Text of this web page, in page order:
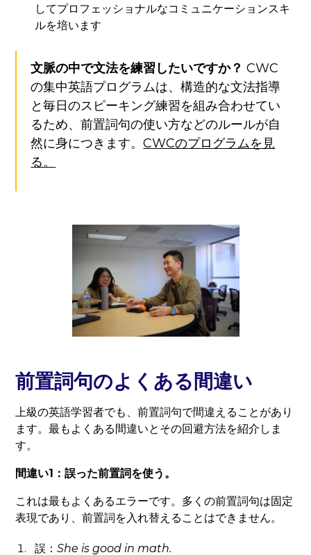
してプロフェッショナルなコミュニケーションスキ
ルを培います
文脈の中で文法を練習したいですか？ CWC
の集中英語プログラムは、構造的な文法指導
と毎日のスピーキング練習を組み合わせてい
るため、前置詞句の使い方などのルールが自
然に身につきます。CWCのプログラムを見
る。
前置詞句のよくある間違い
上級の英語学習者でも、前置詞句で間違えることがあり
ます。最もよくある間違いとその回避方法を紹介しま
す。
間違い1：誤った前置詞を使う。
これは最もよくあるエラーです。多くの前置詞句は固定
表現であり、前置詞を入れ替えることはできません。
誤：She is goodin math.